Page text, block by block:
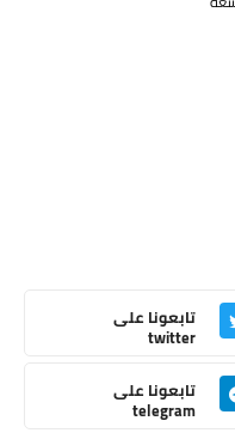
تابعونا على
twitter
تابعونا على
telegram